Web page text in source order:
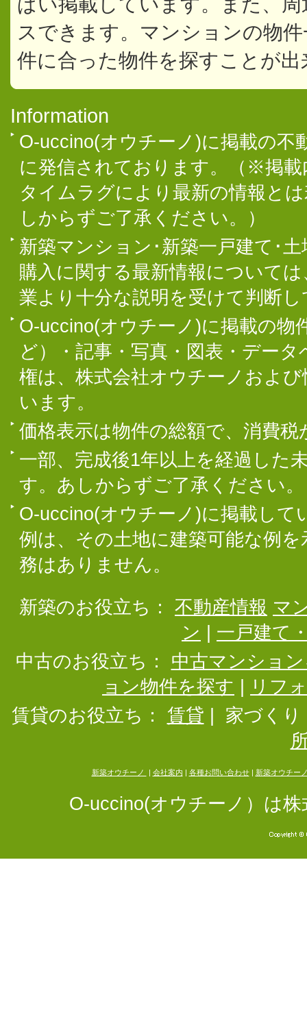
スできます。マンションの物
件に合った物件を探すことが出
Information
O-uccino(オウチーノ)に掲載の不
に発信されております。（※掲
タイムラグにより最新の情報と
しからずご了承ください。）
新築マンション･新築一戸建て･
購入に関する最新情報について
業より十分な説明を受けて判断
O-uccino(オウチーノ)に掲載の物
ど）・記事・写真・図表・デー
権は、株式会社オウチーノおよ
います。
価格表示は物件の総額で、消費
一部、完成後1年以上を経過した
す。あしからずご了承ください。
O-uccino(オウチーノ)に掲載して
例は、その土地に建築可能な例
務はありません。
新築のお役立ち： 不動産情報 マ
ン
一戸建て
中古のお役立ち：
中古マンショ
ョン物件を探す
リフ
賃貸のお役立ち：
賃貸
家づくり
新築オウチーノ 会社案内 各種お問い合わせ| 新築オウチー
O-uccino(オウチーノ）は